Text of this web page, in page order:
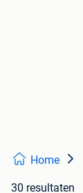
Home
30 resultaten